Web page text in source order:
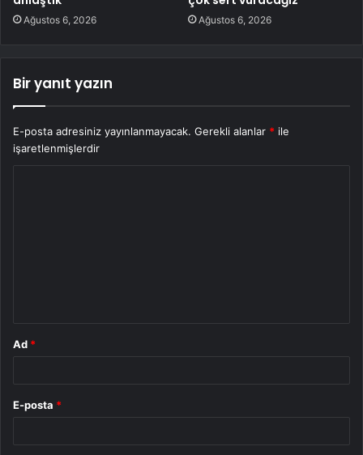
Ağustos 6, 2026 Ağustos 6, 2026
Bir yanıt yazın
E-posta adresiniz yayınlanmayacak. Gerekli alanlar * ile
işaretlenmişlerdir
Ad *
E-posta *